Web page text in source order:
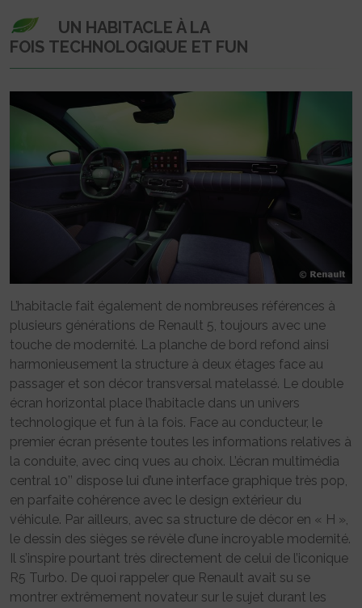
UN HABITACLE À LA
FOIS TECHNOLOGIQUE ET FUN
L’habitacle fait également de nombreuses références à
plusieurs générations de Renault 5, toujours avec une
touche de modernité. La planche de bord refond ainsi
harmonieusement la structure à deux étages face au
passager et son décor transversal matelassé. Le double
écran horizontal place l’habitacle dans un univers
technologique et fun à la fois. Face au conducteur, le
premier écran présente toutes les informations relatives à
la conduite, avec cinq vues au choix. L’écran multimédia
central 10’’ dispose lui d’une interface graphique très pop,
en parfaite cohérence avec le design extérieur du
véhicule. Par ailleurs, avec sa structure de décor en « H »,
le dessin des sièges se révèle d’une incroyable modernité.
Il s’inspire pourtant très directement de celui de l’iconique
R5 Turbo. De quoi rappeler que Renault avait su se
montrer extrêmement novateur sur le sujet durant les